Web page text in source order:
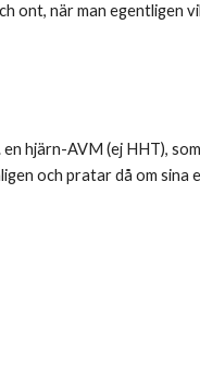
ont, när man egentligen
hjärn-AVM (ej HHT),
och pratar då om